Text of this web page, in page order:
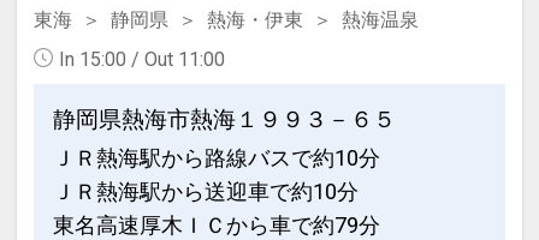
東海 静岡県 熱海・伊東
熱海温泉
In 15:00 / Out 11:00
静岡県熱海市熱海１９９３－６５
ＪＲ熱海駅から路線バスで約10分
ＪＲ熱海駅から送迎車で約10分
東名高速厚木ＩＣから車で約79分